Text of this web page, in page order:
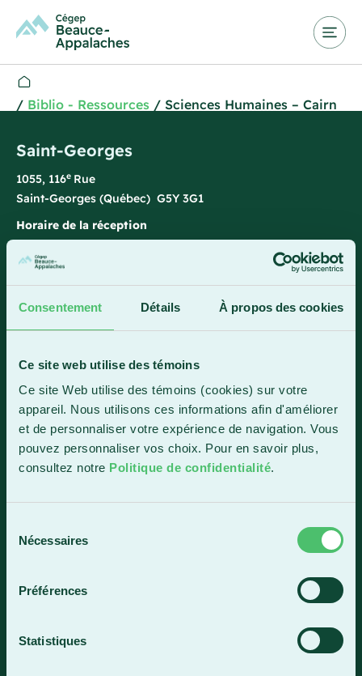
Consentement Détails À propos des cookies
Ce site web utilise des témoins
Ce site Web utilise des témoins (cookies) sur votre
appareil. Nous utilisons ces informations afin d'améliorer
et de personnaliser votre expérience de navigation. Vous
pouvez personnaliser vos choix. Pour en savoir plus,
consultez notre Politique de confidentialité.
Nécessaires
Préférences
Statistiques
/ Biblio - Ressources / Sciences Humaines – Cairn
Saint-Georges
1055, 116e Rue
Saint-Georges (Québec) G5Y 3G1
Horaire de la réception
Lundi-vendredi : 7 h 45 à 15 h 45
418 228-8896
Sainte-Marie
1150, boul. Vachon Nord
Sainte-Marie (Québec) G6E 0R1
Horaire de la réception
Lundi-vendredi : 7 h 30 à 15 h 30
Lac-Mégantic
Lac-Mégantic (Québec) G6B 3B4
Lundi-vendredi : 8 h à 16 h